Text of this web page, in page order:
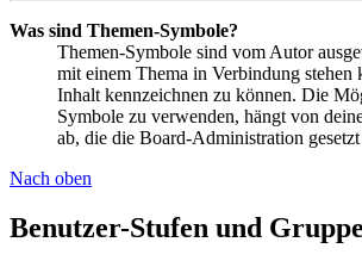
Was sind Themen-Symbole?
Themen-Symbole sind vom Autor
mit einem Thema in Verbindung stehen
Inhalt kennzeichnen zu können. Die
Symbole zu verwenden, hängt von
ab, die die Board-Administration gesetzt
Nach oben
Benutzer-Stufen und